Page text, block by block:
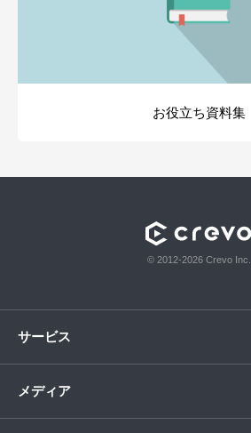
お役立ち資料集
© 2012-2026 Crevo Inc.
サービス
メディア